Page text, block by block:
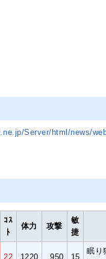
Server/html/news/
ｺｽ
ﾄ
体力 攻撃
敏
捷
22 1220 950 15
眠り